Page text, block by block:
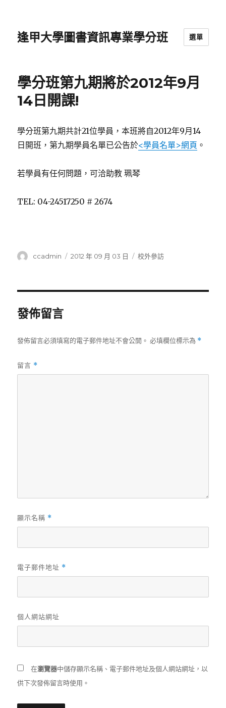
逢甲大學圖書資訊專業學分班 選單
學分班第九期將於2012年9月
14日開課!
學分班第九期共計21位學員，本班將自2012年9月14
日開班，第九期學員名單已公告於<學員名單>網頁 。
若學員有任何問題，可洽助教 珮琴
TEL: 04-24517250 # 2674
作
ccadmin
發
2012 年 09 月 03 日
分
校外參訪
發佈留言
發佈留言必須填寫的電子郵件地址不會公開。 必填欄位標示為 *
留言 *
顯示名稱 *
電子郵件地址 *
個人網站網址
在瀏覽器中儲存顯示名稱、電子郵件地址及個人網站網址，以
供下次發佈留言時使用。